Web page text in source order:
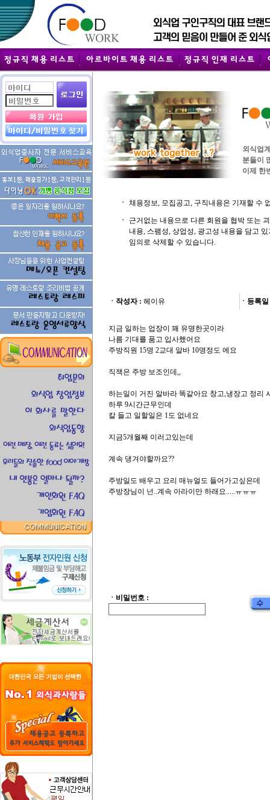
외식업
분들이
이제 한
ㆍ 채용정보, 모집공고, 구직내용은 기재할 수
ㆍ
근거없는 내용으로 다른 회원을 협박 또는
내용, 스팸성, 상업성, 광고성 내용을 담고
임의로 삭제할 수 있습니다.
ㆍ작성자 : 헤이유 ㆍ등록
지금 일하는 업장이 꽤 유명한곳이라
나름 기대를 품고 입사했어요
주방직원 15명 2교대 알바 10명정도 에요
직잭은 주방 보조인데,,
하는일이 거진 알바라 똑같아요 창고,냉장고 정리
하루 9시간근무인데
칼 들고 일할일은 1도 없네요
지금5개월째 이러고있는데
계속 댕겨야할까요??
주방일도 배우고 요리 매뉴얼도 들어가고싶은데
주방장님이 넌..계속 아라이만 하래요.....ㅠㅠㅠ
ㆍ비밀번호 :